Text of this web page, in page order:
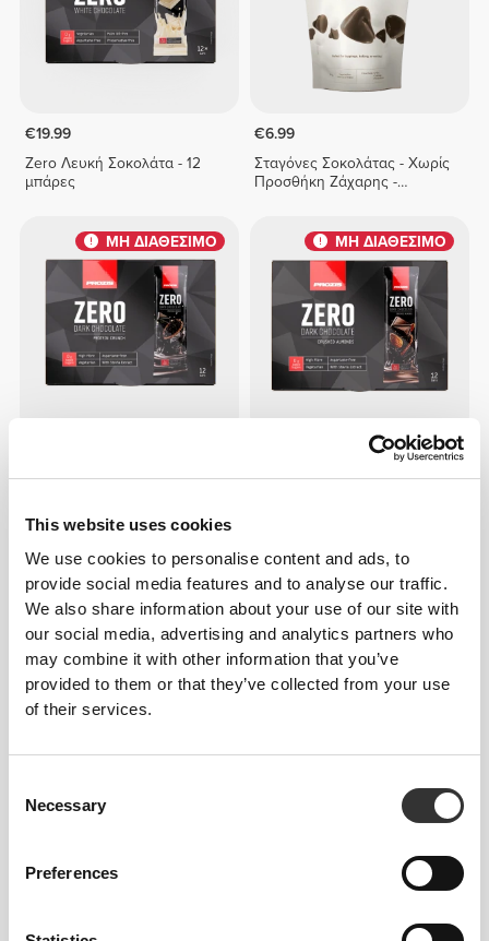
This website uses cookies
We use cookies to personalise content and ads, to
provide social media features and to analyse our traffic.
We also share information about your use of our site with
our social media, advertising and analytics partners who
may combine it with other information that you’ve
provided to them or that they’ve collected from your use
of their services.
Selection
Necessary
Preferences
€19.99
Zero Λευκή Σοκολάτα - 12
μπάρες
€6.99
Σταγόνες Σοκολάτας - Χωρίς
Προσθήκη Ζάχαρης -
ΜΗ ΔΙΑΘΕΣΙΜΟ
Zero Μαύρη Σοκολάτα - 12
ΜΗ ΔΙΑΘΕΣΙΜΟ
Zero Μαύρη Σοκολάτα -
ΜΗ ΔΙΑΘΕΣΙΜΟ
Σοκολάτα Zero Γάλακτος -
ΜΗ ΔΙΑΘΕΣΙΜΟ
Zero Dark Chocolate -
Πρωτεϊνικό Κράντς - 12
ΜΗ ΔΙΑΘΕΣΙΜΟ ΜΗ ΔΙΑΘΕΣΙΜΟ